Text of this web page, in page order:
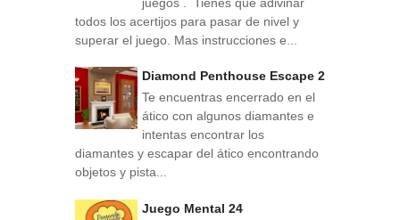
todos los acertijos para pasar de nivel y
superar el juego. Mas instrucciones e...
Diamond Penthouse Escape 2
Te encuentras encerrado en el
ático con algunos diamantes e
intentas encontrar los
diamantes y escapar del ático encontrando
objetos y pista...
Juego Mental 24